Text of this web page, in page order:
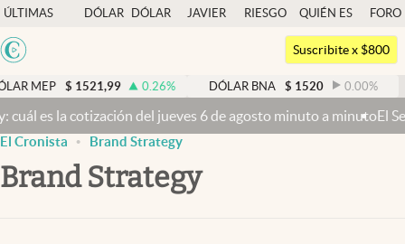
ÚLTIMAS
NOTICIAS
DÓLAR
DÓLAR
JAVIER
RIESGO
QUIÉN ES
QUIÉN
FORO
Argentina
México
Members
Economía y Política
Suscribite x $800
0.26% DÓLAR BNA 1520 0.00% DÓLAR
6 de agosto minuto a minutoEl Senado busca aprobar la
El Cronista Brand Strategy
Brand Strategy